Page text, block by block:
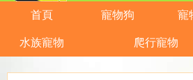
首頁 寵物狗 寵
水族寵物 爬行寵物